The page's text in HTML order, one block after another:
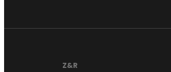
Z&R